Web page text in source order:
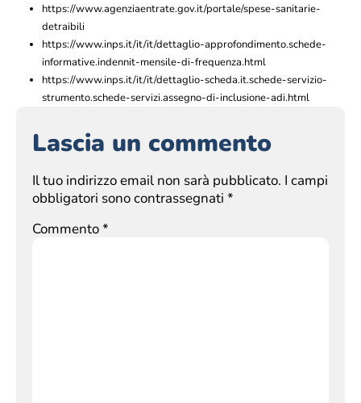
https://www.agenziaentrate.gov.it/portale/spese-sanitarie-
detraibili
https://www.inps.it/it/it/dettaglio-approfondimento.schede-
informative.indennit-mensile-di-frequenza.html
https://www.inps.it/it/it/dettaglio-scheda.it.schede-servizio-
strumento.schede-servizi.assegno-di-inclusione-adi.html
Lascia un commento
Il tuo indirizzo email non sarà pubblicato. I campi
obbligatori sono contrassegnati *
Commento*